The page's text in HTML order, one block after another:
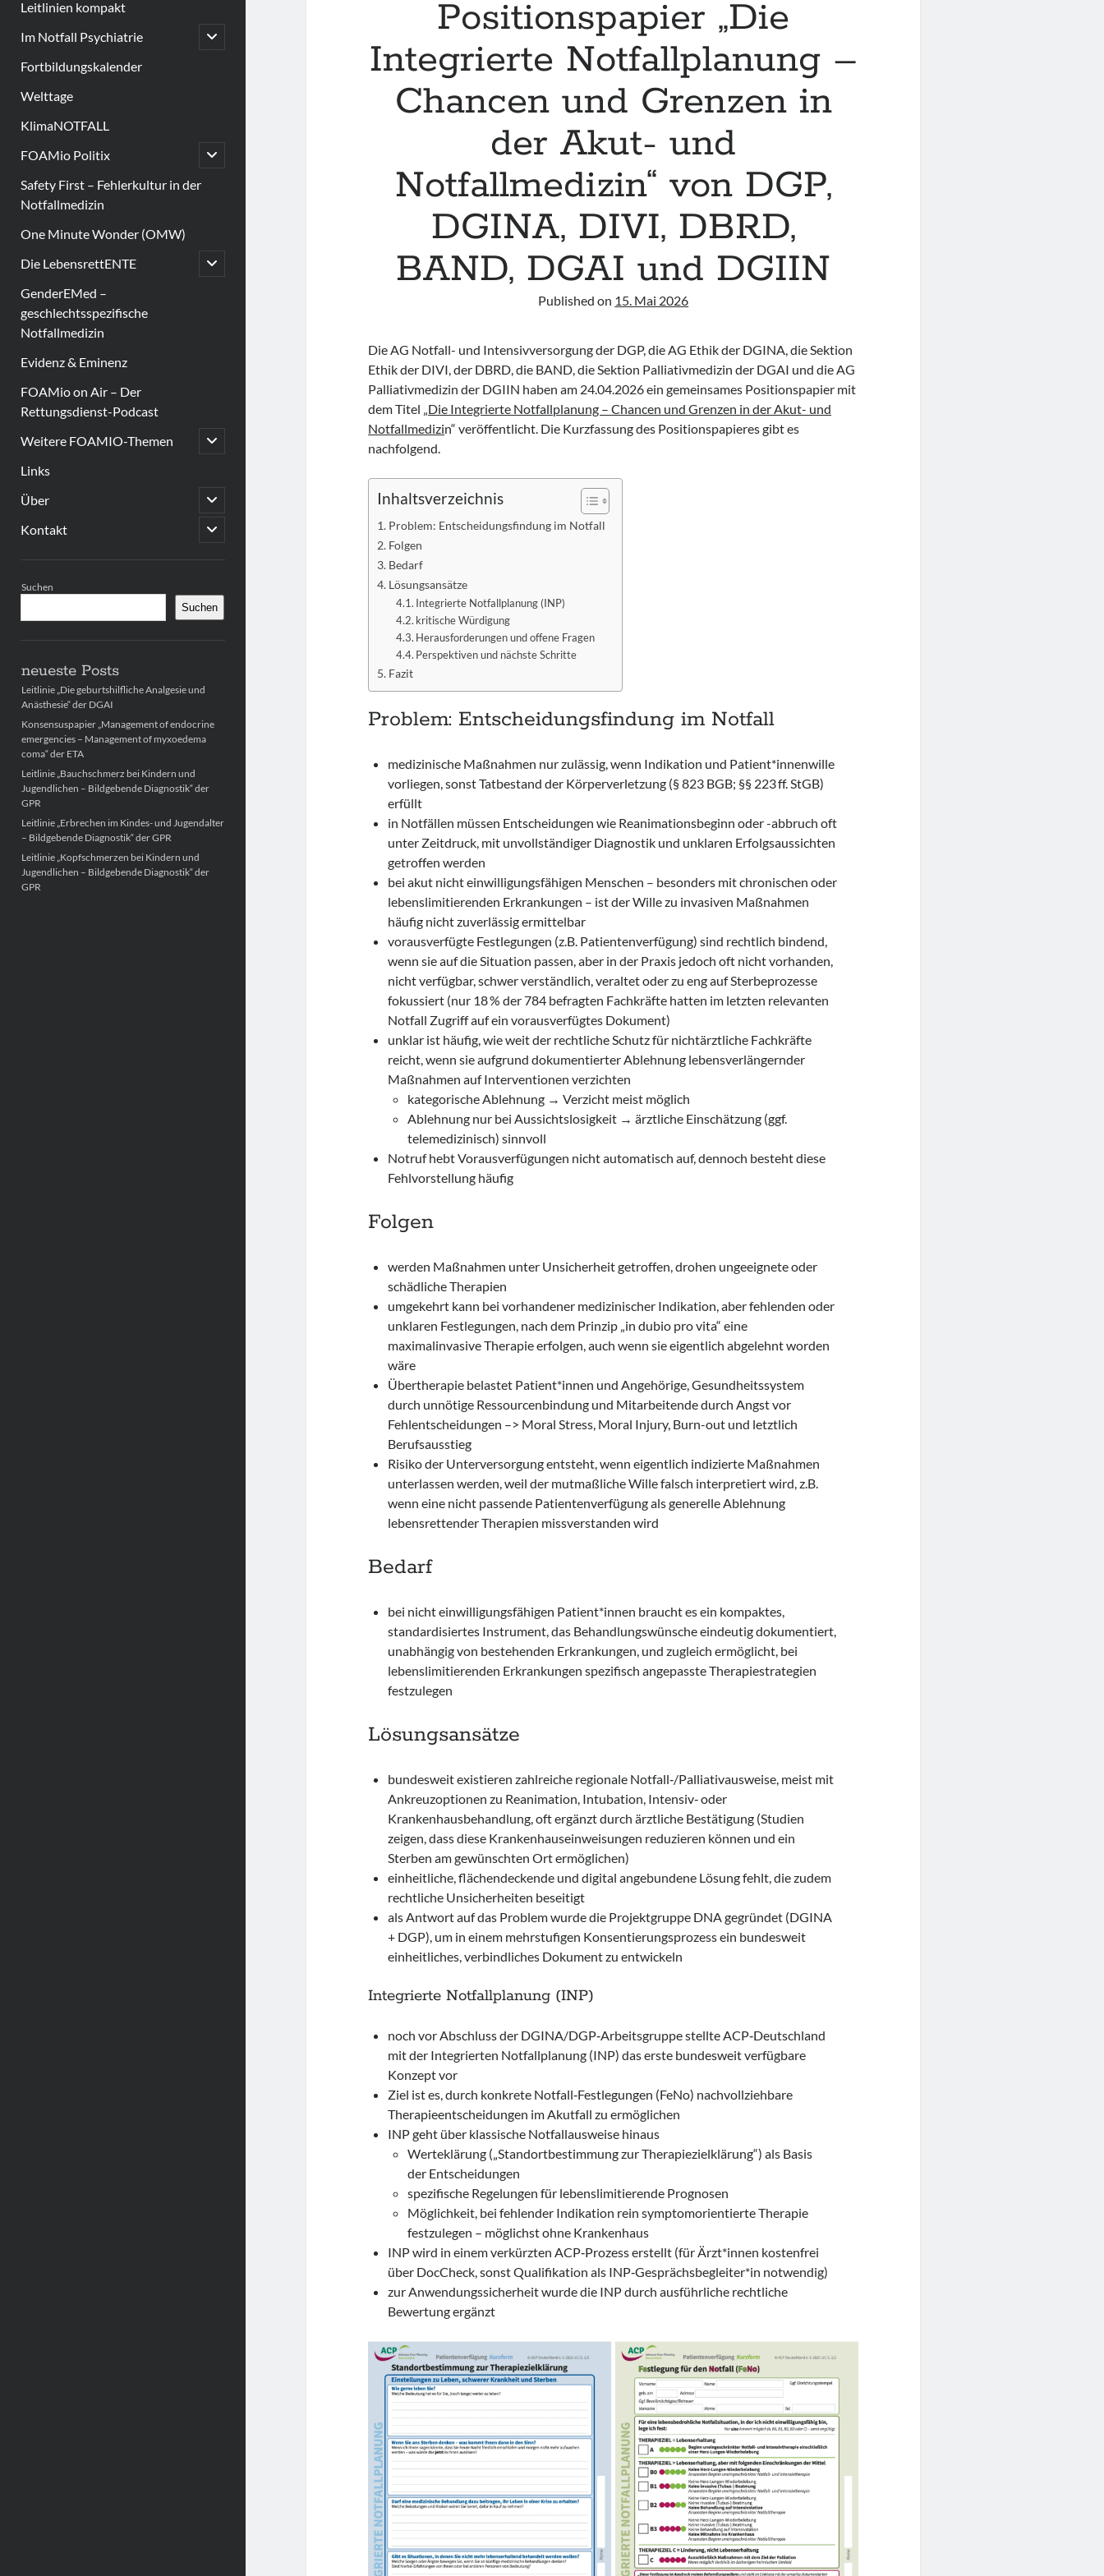
Leitlinien kompakt
Im Notfall Psychiatrie
open
child
Fortbildungskalender
Welttage
KlimaNOTFALL
FOAMio Politix
open
child
Safety First – Fehlerkultur in der
Notfallmedizin
One Minute Wonder (OMW)
Die LebensrettENTE
open
child
GenderEMed –
geschlechtsspezifische
Notfallmedizin
Evidenz & Eminenz
FOAMio on Air – Der
Rettungsdienst-Podcast
Weitere FOAMIO-Themen
open
child
Links
Über
open
child
menu
Kontakt
open
child
Suchen
Suchen
neueste Posts
Leitlinie „Die geburtshilfliche Analgesie und
Anästhesie“ der DGAI
Konsensuspapier „Management of endocrine
emergencies – Management of myxoedema
coma“ der ETA
Leitlinie „Bauchschmerz bei Kindern und
Jugendlichen – Bildgebende Diagnostik“ der
GPR
Leitlinie „Erbrechen im Kindes- und Jugendalter
– Bildgebende Diagnostik“ der GPR
Leitlinie „Kopfschmerzen bei Kindern und
Jugendlichen – Bildgebende Diagnostik“ der
GPR
Positionspapier „Die
Integrierte Notfallplanung –
Chancen und Grenzen in
der Akut- und
Notfallmedizin“ von DGP,
DGINA, DIVI, DBRD,
BAND, DGAI und DGIIN
Published on 15. Mai 2026
Die AG Notfall- und Intensivversorgung der DGP, die AG Ethik der DGINA, die Sektion
Ethik der DIVI, der DBRD, die BAND, die Sektion Palliativmedizin der DGAI und die AG
Palliativmedizin der DGIIN haben am 24.04.2026 ein gemeinsames Positionspapier mit
dem Titel „Die Integrierte Notfallplanung – Chancen und Grenzen in der Akut- und
Notfallmedizin“ veröffentlicht. Die Kurzfassung des Positionspapieres gibt es
nachfolgend.
Inhaltsverzeichnis
Problem: Entscheidungsfindung im Notfall
Folgen
Bedarf
Lösungsansätze
Integrierte Notfallplanung (INP)
kritische Würdigung
Herausforderungen und offene Fragen
Perspektiven und nächste Schritte
Fazit
Problem: Entscheidungsfindung im Notfall
medizinische Maßnahmen nur zulässig, wenn Indikation und Patient*innenwille
vorliegen, sonst Tatbestand der Körperverletzung (§ 823 BGB; §§ 223 ff. StGB)
erfüllt
in Notfällen müssen Entscheidungen wie Reanimationsbeginn oder -abbruch oft
unter Zeitdruck, mit unvollständiger Diagnostik und unklaren Erfolgsaussichten
getroffen werden
bei akut nicht einwilligungsfähigen Menschen – besonders mit chronischen oder
lebenslimitierenden Erkrankungen – ist der Wille zu invasiven Maßnahmen
häufig nicht zuverlässig ermittelbar
vorausverfügte Festlegungen (z.B. Patientenverfügung) sind rechtlich bindend,
wenn sie auf die Situation passen, aber in der Praxis jedoch oft nicht vorhanden,
nicht verfügbar, schwer verständlich, veraltet oder zu eng auf Sterbeprozesse
fokussiert (nur 18 % der 784 befragten Fachkräfte hatten im letzten relevanten
Notfall Zugriff auf ein vorausverfügtes Dokument)
unklar ist häufig, wie weit der rechtliche Schutz für nichtärztliche Fachkräfte
reicht, wenn sie aufgrund dokumentierter Ablehnung lebensverlängernder
Maßnahmen auf Interventionen verzichten
kategorische Ablehnung → Verzicht meist möglich
Ablehnung nur bei Aussichtslosigkeit → ärztliche Einschätzung (ggf.
telemedizinisch) sinnvoll
Notruf hebt Vorausverfügungen nicht automatisch auf, dennoch besteht diese
Fehlvorstellung häufig
Folgen
werden Maßnahmen unter Unsicherheit getroffen, drohen ungeeignete oder
schädliche Therapien
umgekehrt kann bei vorhandener medizinischer Indikation, aber fehlenden oder
unklaren Festlegungen, nach dem Prinzip „in dubio pro vita“ eine
maximalinvasive Therapie erfolgen, auch wenn sie eigentlich abgelehnt worden
wäre
Übertherapie belastet Patient*innen und Angehörige, Gesundheitssystem
durch unnötige Ressourcenbindung und Mitarbeitende durch Angst vor
Fehlentscheidungen –> Moral Stress, Moral Injury, Burn-out und letztlich
Berufsausstieg
Risiko der Unterversorgung entsteht, wenn eigentlich indizierte Maßnahmen
unterlassen werden, weil der mutmaßliche Wille falsch interpretiert wird, z.B.
wenn eine nicht passende Patientenverfügung als generelle Ablehnung
lebensrettender Therapien missverstanden wird
Bedarf
bei nicht einwilligungsfähigen Patient*innen braucht es ein kompaktes,
standardisiertes Instrument, das Behandlungswünsche eindeutig dokumentiert,
unabhängig von bestehenden Erkrankungen, und zugleich ermöglicht, bei
lebenslimitierenden Erkrankungen spezifisch angepasste Therapiestrategien
festzulegen
Lösungsansätze
bundesweit existieren zahlreiche regionale Notfall‑/Palliativausweise, meist mit
Ankreuzoptionen zu Reanimation, Intubation, Intensiv‑ oder
Krankenhausbehandlung, oft ergänzt durch ärztliche Bestätigung (Studien
zeigen, dass diese Krankenhauseinweisungen reduzieren können und ein
Sterben am gewünschten Ort ermöglichen)
einheitliche, flächendeckende und digital angebundene Lösung fehlt, die zudem
rechtliche Unsicherheiten beseitigt
als Antwort auf das Problem wurde die Projektgruppe DNA gegründet (DGINA
+ DGP), um in einem mehrstufigen Konsentierungsprozess ein bundesweit
einheitliches, verbindliches Dokument zu entwickeln
Integrierte Notfallplanung (INP)
noch vor Abschluss der DGINA/DGP‑Arbeitsgruppe stellte ACP‑Deutschland
mit der Integrierten Notfallplanung (INP) das erste bundesweit verfügbare
Konzept vor
Ziel ist es, durch konkrete Notfall‑Festlegungen (FeNo) nachvollziehbare
Therapieentscheidungen im Akutfall zu ermöglichen
INP geht über klassische Notfallausweise hinaus
Werteklärung („Standortbestimmung zur Therapiezielklärung“) als Basis
der Entscheidungen
spezifische Regelungen für lebenslimitierende Prognosen
Möglichkeit, bei fehlender Indikation rein symptomorientierte Therapie
festzulegen – möglichst ohne Krankenhaus
INP wird in einem verkürzten ACP‑Prozess erstellt (für Ärzt*innen kostenfrei
über DocCheck, sonst Qualifikation als INP‑Gesprächsbegleiter*in notwendig)
zur Anwendungssicherheit wurde die INP durch ausführliche rechtliche
Bewertung ergänzt